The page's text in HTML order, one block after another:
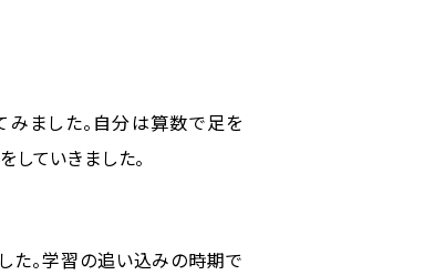
ました。自分は算数で足を
ていきました。
た。学習の追い込みの時期で